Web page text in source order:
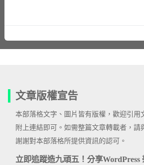
文章版權宣告
本部落格文字、圖片皆有版權，歡迎引用
附上連結即可。如需整篇文章轉載者，請
謝謝對本部落格所提供資訊的認可。
立即追蹤造九頑五！分享